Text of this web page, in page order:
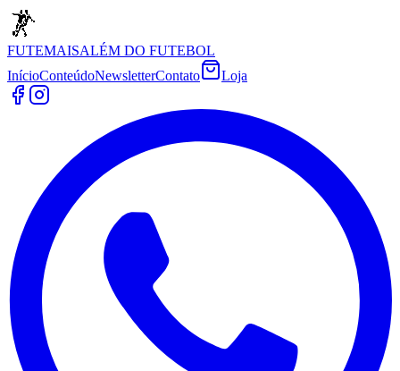
FUTEMAISALÉM DO FUTEBOL
InícioConteúdoNewsletterContato Loja